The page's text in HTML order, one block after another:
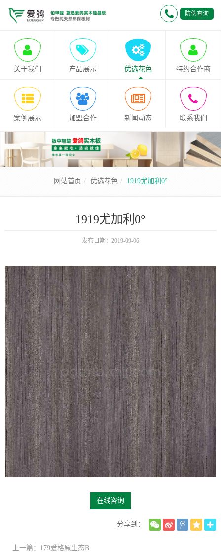
防伪查询
关于我们 产品展示 优选花色 特约合作商
案例展示 加盟合作 新闻动态 联系我们
网站首页 优选花色 1919尤加利0°
1919尤加利0°
发布日期：2019-09-06
在线咨询
分享到：
上一篇：179爱格原生态B